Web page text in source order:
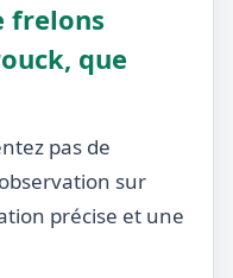
frelons
que
pas de
sur
précise et une